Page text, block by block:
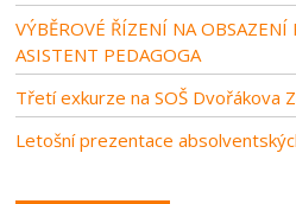
VÝBĚROVÉ ŘÍZENÍ NA
ASISTENT PEDAGOGA
Třetí exkurze na SOŠ Dvořákova
Letošní prezentace